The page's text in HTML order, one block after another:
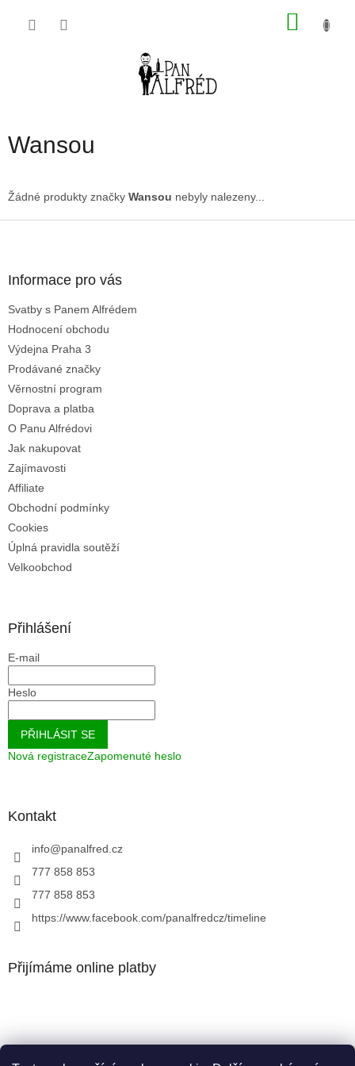
Wansou
Žádné produkty značky Wansou nebyly nalezeny...
Informace pro vás
Svatby s Panem Alfrédem
Hodnocení obchodu
Výdejna Praha 3
Prodávané značky
Věrnostní program
Doprava a platba
O Panu Alfrédovi
Jak nakupovat
Zajímavosti
Affiliate
Obchodní podmínky
Cookies
Úplná pravidla soutěží
Velkoobchod
Přihlášení
E-mail
Heslo
PŘIHLÁSIT SE
Nová registraceZapomenuté heslo
Kontakt
info@panalfred.cz
777 858 853
777 858 853
https://www.facebook.com/panalfredcz/timeline
Přijímáme online platby